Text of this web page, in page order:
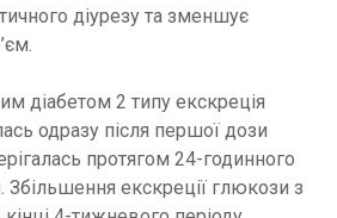
діурезу та зменшує
діабетом 2 типу екскреція
одразу після першої дози
протягом 24-годинного
Збільшення екскреції глюкози з